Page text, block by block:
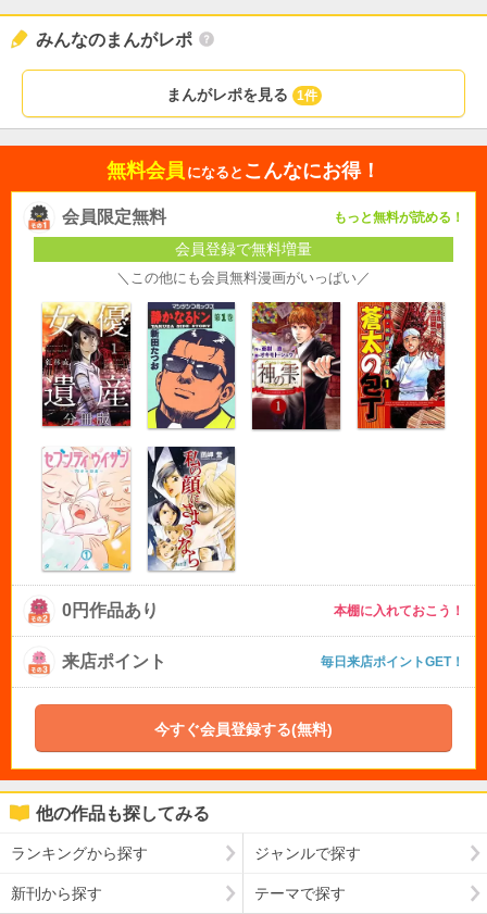
みんなのまんがレポ
まんがレポを見る 1件
無料会員 になると こんなにお得！
会員限定無料 もっと無料が読める！
会員登録で無料増量
＼この他にも会員無料漫画がいっぱい／
0円作品あり 本棚に入れておこう！
来店ポイント 毎日来店ポイントGET！
今すぐ会員登録する(無料)
他の作品も探してみる
ランキングから探す ジャンルで探す
新刊から探す テーマで探す